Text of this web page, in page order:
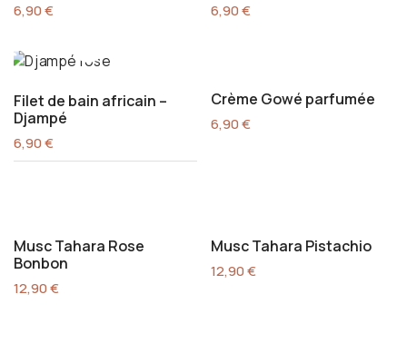
6,90€ 6,90€
Filet de bain africain –
Djampé
6,90€
Crème Gowé parfumée
6,90€
Musc Tahara Rose
Bonbon
12,90€
Musc Tahara Pistachio
12,90€